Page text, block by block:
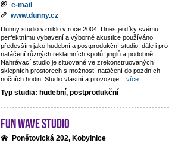
e-mail
www.dunny.cz
Dunny studio vzniklo v roce 2004. Dnes je díky svému
perfektnímu vybavení a výborné akustice používáno
především jako hudební a postprodukční studio, dále i pro
natáčení různých reklamních spotů, jinglů a podobně.
Nahrávací studio je situované ve zrekonstruovaných
sklepních prostorech s možností natáčení do pozdních
nočních hodin. Studio vlastní a provozuje
více
Typ studia: hudební, postprodukční
Fun Wave Studio
Ponětovická 202, Kobylnice